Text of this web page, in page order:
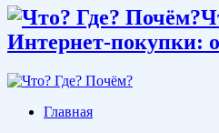
Интернет-покупки:
Главная